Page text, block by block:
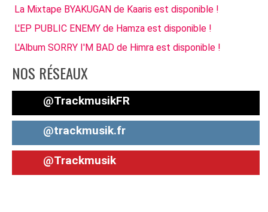
La Mixtape BYAKUGAN de Kaaris est disponible !
L'EP PUBLIC ENEMY de Hamza est disponible !
L'Album SORRY I'M BAD de Himra est disponible !
NOS RÉSEAUX
@TrackmusikFR
@trackmusik.fr
@Trackmusik